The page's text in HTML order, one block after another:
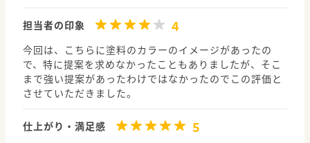
担当者の印象 4
今回は、こちらに塗料のカラーのイメージがあったの
で、特に提案を求めなかったこともありましたが、そこ
まで強い提案があったわけではなかったのでこの評価と
させていただきました。
仕上がり・満足感 5